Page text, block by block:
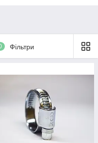
Фільтри